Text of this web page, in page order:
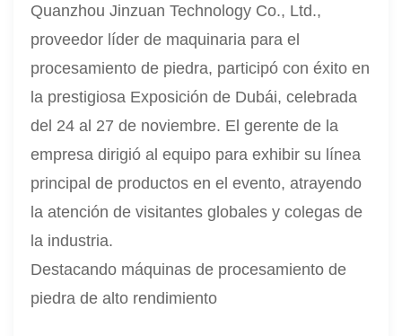
Quanzhou Jinzuan Technology Co., Ltd.,
proveedor líder de maquinaria para el
procesamiento de piedra, participó con éxito en
la prestigiosa Exposición de Dubái, celebrada
del 24 al 27 de noviembre. El gerente de la
empresa dirigió al equipo para exhibir su línea
principal de productos en el evento, atrayendo
la atención de visitantes globales y colegas de
la industria.
Destacando máquinas de procesamiento de
piedra de alto rendimiento